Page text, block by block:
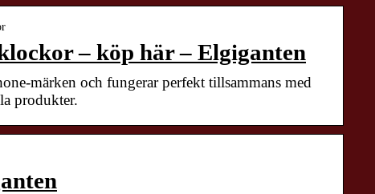
– köp här – Elgiganten
märken och fungerar perfekt tillsammans med
produkter.